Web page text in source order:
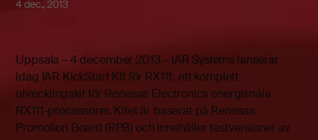
4 dec., 2013
Uppsala – 4 december 2013 – IAR Systems lanserar
idag IAR KickStart Kit för RX111, ett komplett
utvecklingskit för Renesas Electronics energisnåla
RX111-processorer. Kitet är baserat på Renesas
Promotion Board (RPB) och innehåller testversioner av